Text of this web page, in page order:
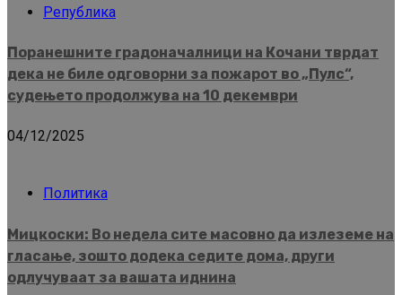
Република
Поранешните градоначалници на Кочани тврдат
дека не биле одговорни за пожарот во „Пулс“,
судењето продолжува на 10 декември
04/12/2025
Политика
Мицкоски: Во недела сите масовно да излеземе на
гласање, зошто додека седите дома, други
одлучуваат за вашата иднина